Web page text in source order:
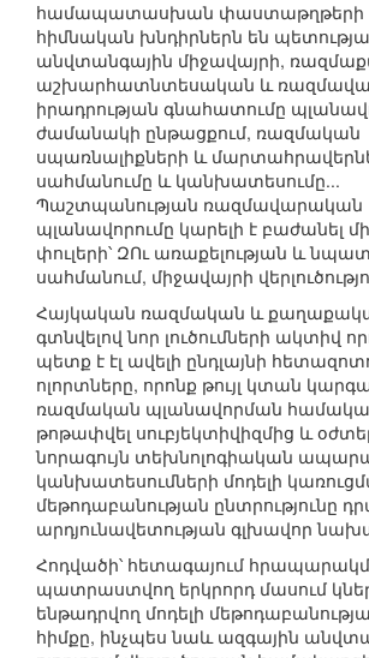
համապատասխան փաստաթղթերի
հիմնական խնդիրներն են
անվտանգային միջավայրի,
աշխարհատնտեսական և
իրադրության գնահատումը
ժամանակի ընթացքում, ռազմական
սպառնալիքների և
սահմանումը և կանխատեսումը...
Պաշտպանության ռազմավարական
պլանավորումը կարելի է բաժանել
փուլերի՝ ԶՈւ առաքելության և
սահմանում, միջավայրի
Հայկական ռազմական և
գտնվելով նոր լուծումների ակտիվ
պետք է էլ ավելի ընդլայնի
ոլորտները, որոնք թույլ կտան
ռազմական պլանավորման
թոթափվել սուբյեկտիվիզմից և
նորագույն տեխնոլոգիական
կանխատեսումների մոդելի
մեթոդաբանության ընտրությունը
արդյունավետության գլխավոր
Հոդվածի՝ հետագայում
պատրաստվող երկրորդ մասում
ենթադրվող մոդելի
հիմքը, ինչպես նաև ազգային